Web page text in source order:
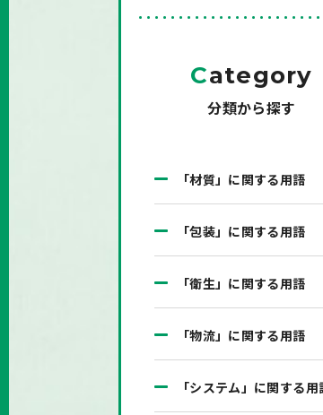
Category
分類から探す
「材質」に関する用語
「包装」に関する用語
「衛生」に関する用語
「物流」に関する用語
「システム」に関する用